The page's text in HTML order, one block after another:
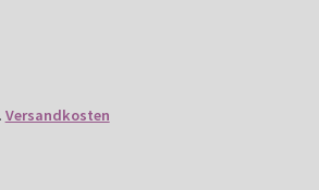
Versandkosten